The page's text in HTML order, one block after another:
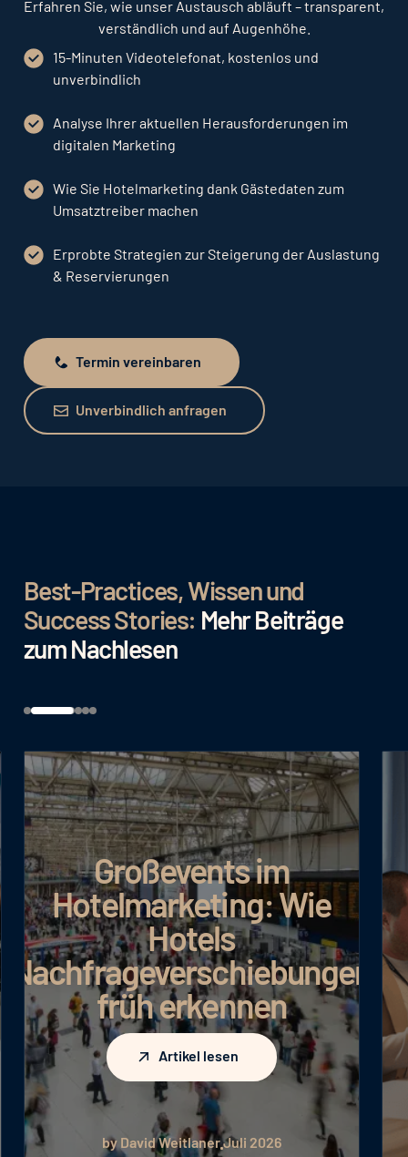
Erfahren Sie, wie unser Austausch abläuft – transparent,
verständlich und auf Augenhöhe.
15-Minuten Videotelefonat, kostenlos und
unverbindlich
Analyse Ihrer aktuellen Herausforderungen im
digitalen Marketing
Wie Sie Hotelmarketing dank Gästedaten zum
Umsatztreiber machen
Erprobte Strategien zur Steigerung der Auslastung
& Reservierungen
Termin vereinbaren
Termin vereinbaren
Unverbindlich anfragen
Unverbindlich anfragen
Best-Practices, Wissen und
Success Stories: Mehr Beiträge
zum Nachlesen
Großevents im
Hotelmarketing: Wie
Hotels
Nachfrageverschiebungen
früh erkennen
Artikel lesen
Artikel lesen
by David WeitlanerJuli 2026